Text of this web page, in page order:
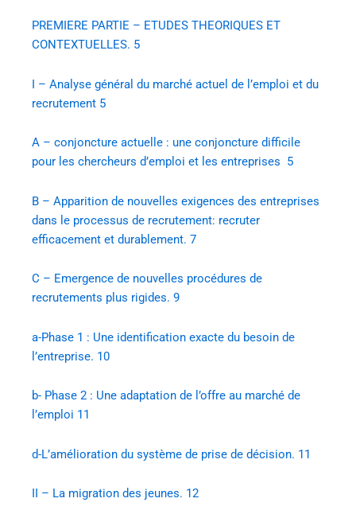
PREMIERE PARTIE – ETUDES THEORIQUES ET
CONTEXTUELLES. 5
I – Analyse général du marché actuel de l’emploi et du
recrutement 5
A – conjoncture actuelle : une conjoncture difficile
pour les chercheurs d’emploi et les entreprises 5
B – Apparition de nouvelles exigences des entreprises
dans le processus de recrutement: recruter
efficacement et durablement. 7
C – Emergence de nouvelles procédures de
recrutements plus rigides. 9
a-Phase 1 : Une identification exacte du besoin de
l’entreprise. 10
b- Phase 2 : Une adaptation de l’offre au marché de
l’emploi 11
d-L’amélioration du système de prise de décision. 11
II – La migration des jeunes. 12